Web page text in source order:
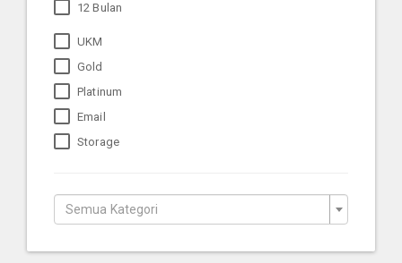
12 Bulan
UKM
Gold
Platinum
Email
Storage
Semua Kategori